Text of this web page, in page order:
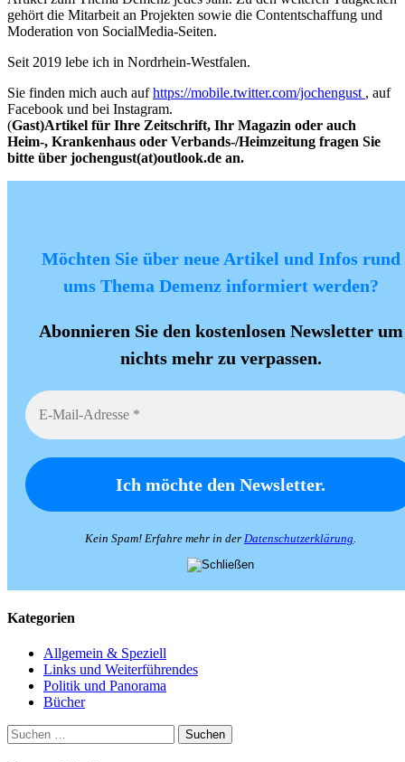
gehört die Mitarbeit an Projekten sowie die Contentschaffung und
Moderation von SocialMedia-Seiten.
Seit 2019 lebe ich in Nordrhein-Westfalen.
Sie finden mich auch aufhttps://mobile.twitter.com/jochengust , auf
Facebook und bei Instagram.
(Gast)Artikel für Ihre Zeitschrift, Ihr Magazin oder auch
Heim-, Krankenhaus oder Verbands-/Heimzeitung fragen Sie
bitte über jochengust(at)outlook.de an.
Möchten Sie über neue Artikel und Infos rund
ums Thema Demenz informiert werden?
Abonnieren Sie den kostenlosen Newsletter um
nichts mehr zu verpassen.
Kein Spam! Erfahre mehr in der Datenschutzerklärung.
Kategorien
Allgemein & Speziell
Links und Weiterführendes
Politik und Panorama
Bücher
Suchen
nach: